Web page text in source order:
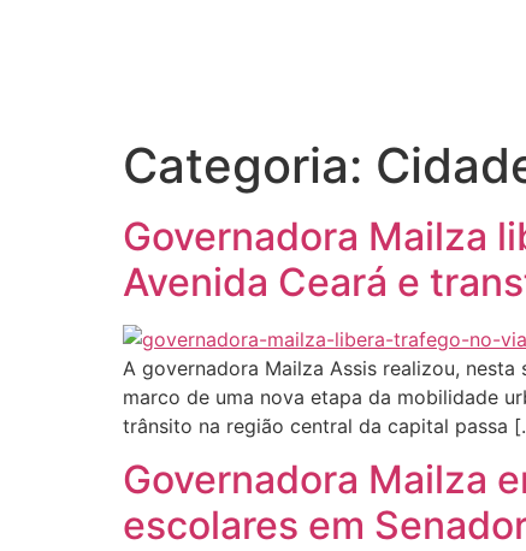
Categoria:
Governadora Mailza
Avenida Ceará e
A governadora Mailza Assis realizou,
marco de uma nova etapa da mobilidade
trânsito na região central da capital passa
Governadora Mailza
escolares em